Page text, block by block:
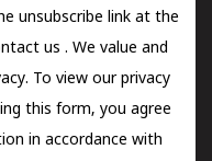
unsubscribe link at the
us . We value and
To view our privacy
this form, you agree
in accordance with